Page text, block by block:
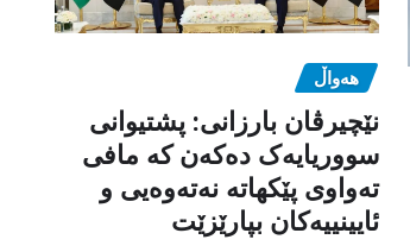
هەواڵ
نێچیرڤان بارزانی: پشتیوانی
سووریایەک دەکەن کە مافی
تەواوی پێکهاتە نەتەوەیی و
ئایینییەکان بپارێزێت